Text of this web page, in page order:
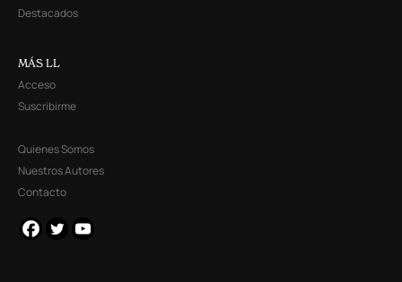
Destacados
MÁS LL
Acceso
Suscribirme
Quienes Somos
Nuestros Autores
Contacto